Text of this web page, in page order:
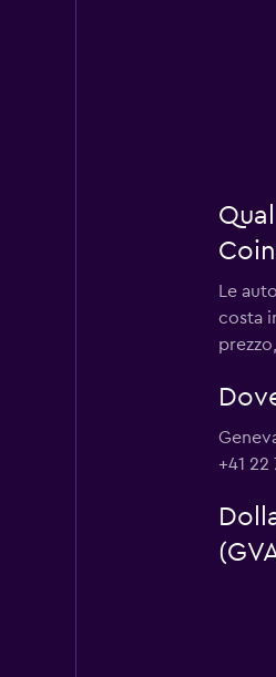
Le
costa
+41 22